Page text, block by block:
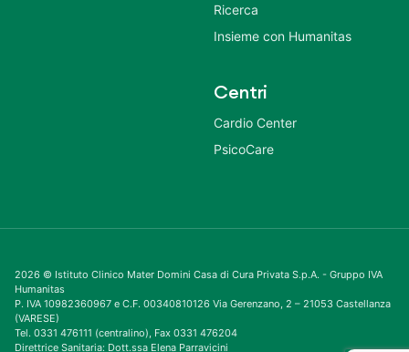
Ricerca
Insieme con Humanitas
Centri
Cardio Center
PsicoCare
2026 © Istituto Clinico Mater Domini Casa di Cura Privata S.p.A. - Gruppo IVA
Humanitas
P. IVA 10982360967 e C.F. 00340810126 Via Gerenzano, 2 – 21053 Castellanza
(VARESE)
Tel. 0331 476111 (centralino), Fax 0331 476204
Direttrice Sanitaria: Dott.ssa Elena Parravicini